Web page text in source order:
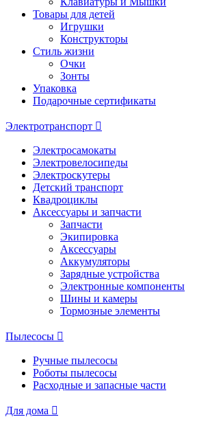
Товары для детей
Игрушки
Конструкторы
Стиль жизни
Очки
Зонты
Упаковка
Подарочные сертификаты
Электротранспорт
Электросамокаты
Электровелосипеды
Электроскутеры
Детский транспорт
Квадроциклы
Аксессуары и запчасти
Запчасти
Экипировка
Аксессуары
Аккумуляторы
Зарядные устройства
Электронные компоненты
Шины и камеры
Тормозные элементы
Пылесосы
Ручные пылесосы
Роботы пылесосы
Расходные и запасные части
Для дома